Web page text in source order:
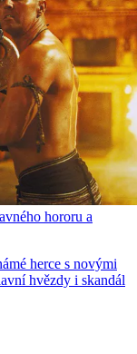
hororu a
herce s novými
hvězdy i skandál